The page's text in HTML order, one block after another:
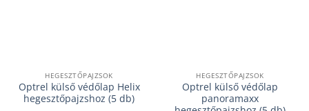
HEGESZTŐPAJZSOK
Optrel külső védőlap Helix
hegesztőpajzshoz (5 db)
HEGESZTŐPAJZSOK
Optrel külső védőlap
panoramaxx